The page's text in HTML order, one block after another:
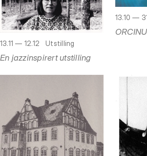
13.11 — 12.12 Utstilling
En jazzinspirert utstilling
13.10 —